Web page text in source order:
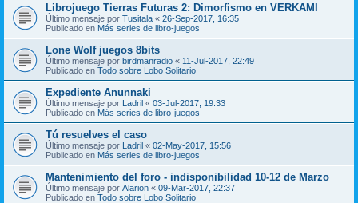
Librojuego Tierras Futuras 2: Dimorfismo en VERKAMI
Último mensaje por Tusitala « 26-Sep-2017, 16:35
Publicado en Más series de libro-juegos
Lone Wolf juegos 8bits
Último mensaje por birdmanradio « 11-Jul-2017, 22:49
Publicado en Todo sobre Lobo Solitario
Expediente Anunnaki
Último mensaje por Ladril « 03-Jul-2017, 19:33
Publicado en Más series de libro-juegos
Tú resuelves el caso
Último mensaje por Ladril « 02-May-2017, 15:56
Publicado en Más series de libro-juegos
Mantenimiento del foro - indisponibilidad 10-12 de Marzo
Último mensaje por Alarion « 09-Mar-2017, 22:37
Publicado en Todo sobre Lobo Solitario